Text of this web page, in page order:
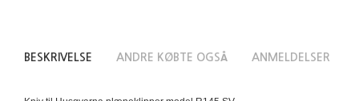
BESKRIVELSE ANDRE KØBTE OGSÅ ANMELDELSER